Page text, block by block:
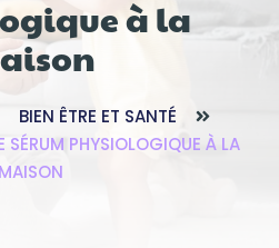
à la
BIEN ÊTRE ET SANTÉ
SÉRUM PHYSIOLOGIQUE À LA
MAISON